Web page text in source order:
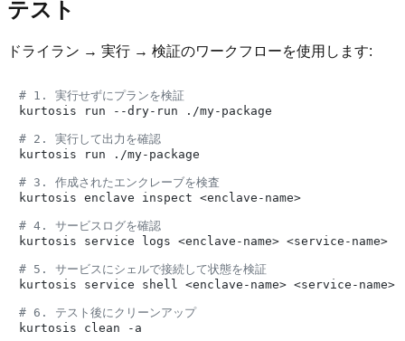
テスト
ドライラン → 実行 → 検証のワークフローを使用します:
# 1. 実行せずにプランを検証
kurtosis run --dry-run ./my-package
# 2. 実行して出力を確認
kurtosis run ./my-package
# 3. 作成されたエンクレーブを検査
kurtosis enclave inspect <enclave-name>
# 4. サービスログを確認
kurtosis service logs <enclave-name> <service-name>
# 5. サービスにシェルで接続して状態を検証
kurtosis service shell <enclave-name> <service-name>
# 6. テスト後にクリーンアップ